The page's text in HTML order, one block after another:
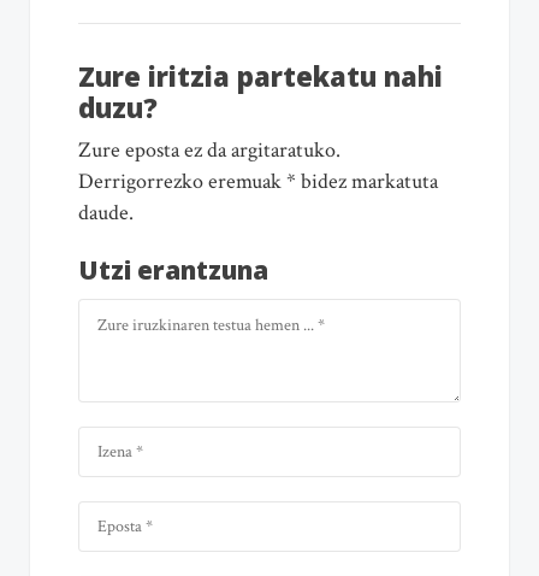
Zure iritzia partekatu nahi
duzu?
Zure eposta ez da argitaratuko.
Derrigorrezko eremuak * bidez markatuta
daude.
Utzi erantzuna